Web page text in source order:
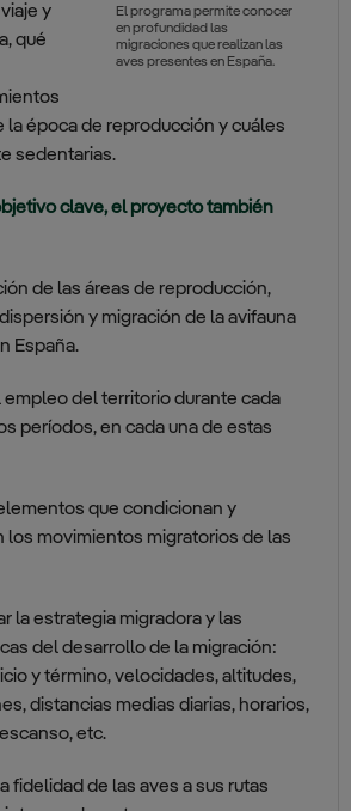
El programa permite conocer
en profundidad las
migraciones que realizan las
aves presentes en España.
y
qué
la época de reproducción y cuáles
sedentarias.
clave, el proyecto también
de las áreas de reproducción,
y migración de la avifauna
España.
del territorio durante cada
períodos, en cada una de estas
que condicionan y
los movimientos migratorios de las
la estrategia migradora y las
del desarrollo de la migración:
y término, velocidades, altitudes,
distancias medias diarias, horarios,
etc.
fidelidad de las aves a sus rutas